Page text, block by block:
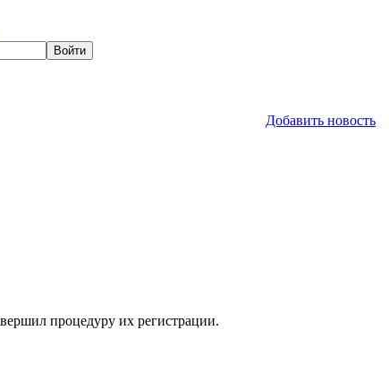
Добавить новость
процедуру их регистрации.